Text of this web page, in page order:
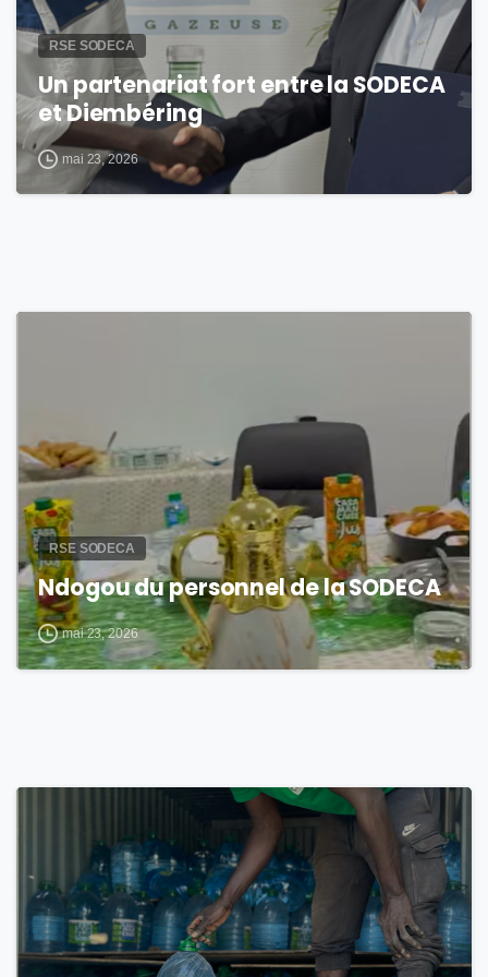
RSE SODECA
Un partenariat fort entre la SODECA
et Diembéring
mai 23, 2026
RSE SODECA
Ndogou du personnel de la SODECA
mai 23, 2026